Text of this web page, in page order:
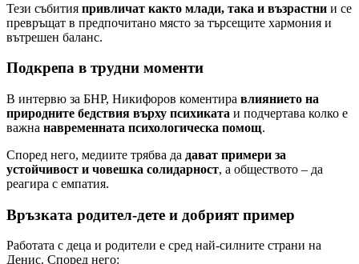
Тези събития привличат както млади, така и възрастни и се
превръщат в предпочитано място за търсещите хармония и
вътрешен баланс.
Подкрепа в трудни моменти
В интервю за БНР, Никифоров коментира влиянието на
природните бедствия върху психиката и подчертава колко е
важна навременната психологическа помощ.
Според него, медиите трябва да дават примери за
устойчивост и човешка солидарност, а обществото – да
реагира с емпатия.
Връзката родител-дете и добрият пример
Работата с деца и родители е сред най-силните страни на
Денис. Според него: